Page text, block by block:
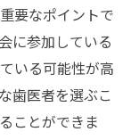
要なポイントで
に参加している
いる可能性が高
歯医者を選ぶこ
ことができま